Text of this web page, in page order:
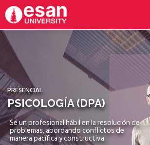
PRESENCIAL
PSICOLOGÍA (DPA)
Sé un profesional hábil en la resolución de
problemas, abordando conflictos de
manera pacífica y constructiva.